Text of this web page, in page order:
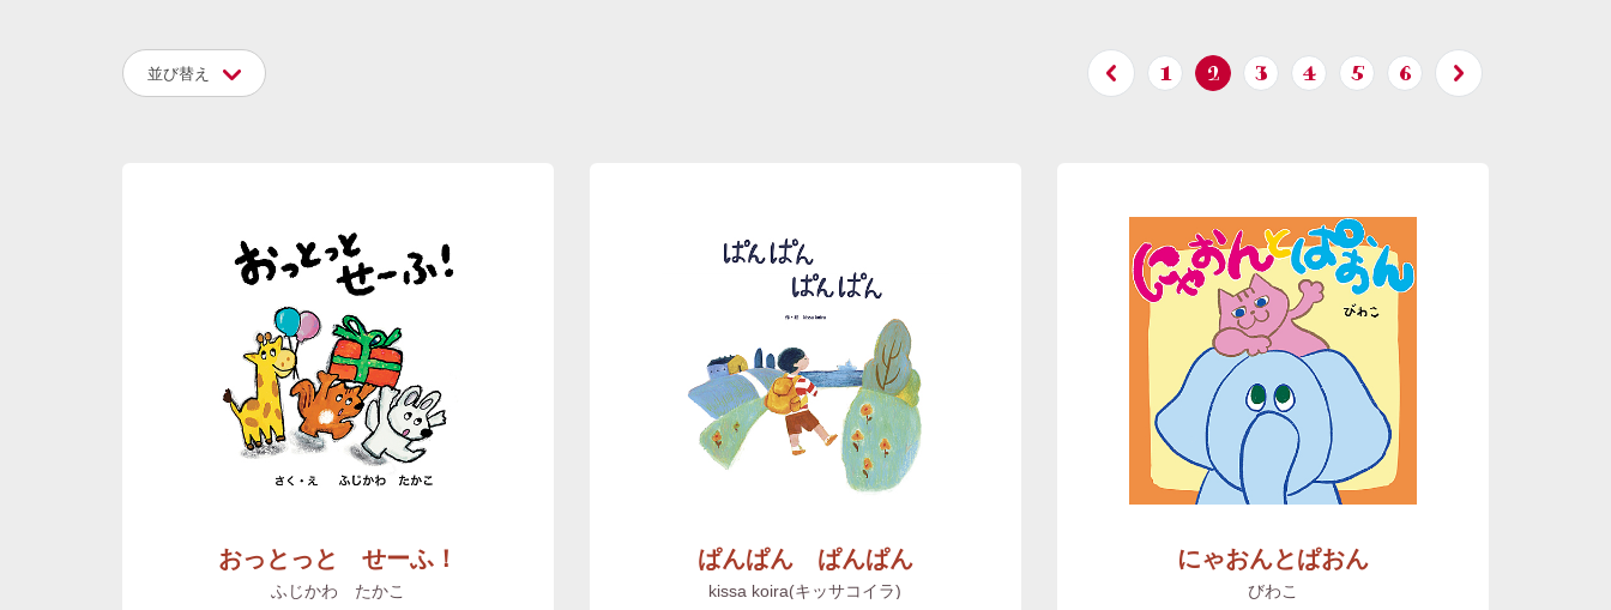
並び替え 1 2 3 4 5 6
おっとっと せーふ！
ふじかわ たかこ
ぱんぱん ぱんぱん
kissa koira(キッサコイラ)
にゃおんとぱおん
びわこ